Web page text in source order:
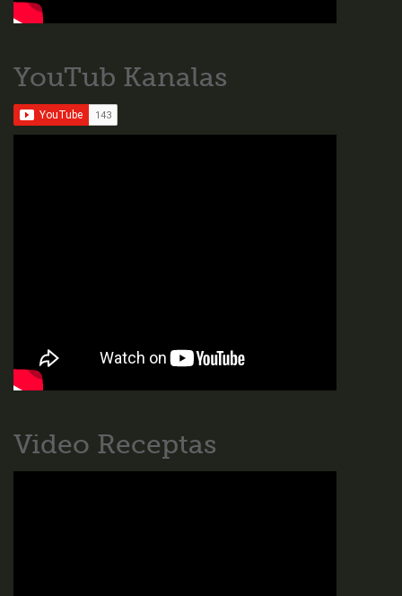
YouTub Kanalas
Video Receptas